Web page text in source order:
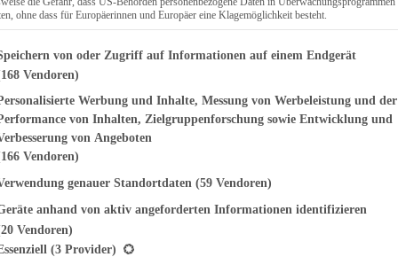
& QUICHES
ohne dass für Europäerinnen und Europäer eine Klagemöglichkeit besteht.
finden Sie eine Liste der Zwecke des IAB Transparency and
von oder Zugriff auf Informationen auf einem Endgerät
Vendoren)
Werbung und Inhalte, Messung von Werbeleistung und der
von Inhalten, Zielgruppenforschung sowie Entwicklung und
von Angeboten
Vendoren)
genauer Standortdaten (59 Vendoren)
anhand von aktiv angeforderten Informationen identifizieren
Vendoren)
eine Liste der Service-Gruppen, für die eine Einwilligung erteilt werden
(3 Provider)